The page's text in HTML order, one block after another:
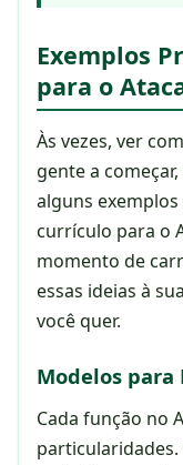
Exemplos
para o
Às vezes, ver
gente a
alguns
currículo para o
momento de
essas ideias à
você quer.
Modelos para
Cada função no